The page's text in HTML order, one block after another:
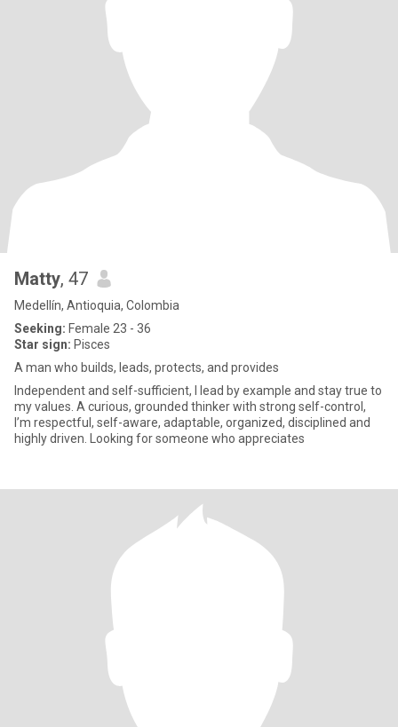
Matty, 47
Medellín, Antioquia, Colombia
Seeking: Female 23 - 36
Star sign: Pisces
A man who builds, leads, protects, and provides
Independent and self-sufficient, I lead by example and stay true to
my values. A curious, grounded thinker with strong self-control,
I’m respectful, self-aware, adaptable, organized, disciplined and
highly driven. Looking for someone who appreciates